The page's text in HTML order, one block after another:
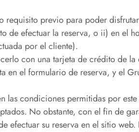
previo para poder
de efectuar la reserva, o ii) en el
por el cliente).
con una tarjeta de crédito de la
en el formulario de reserva, y el
las condiciones permitidas por
No obstante, con el fin de
su reserva en el sitio web.